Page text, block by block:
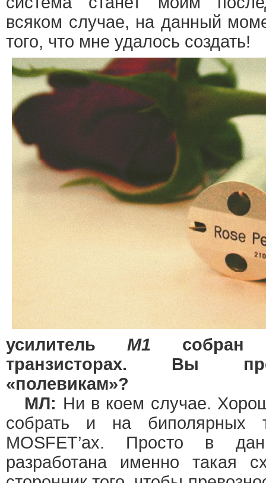
всяком случае, на данный
того, что мне удалось создать!
усилительM1 собран
транзисторах. Вы
«полевикам»?
МЛ: Ни в коем случае.
собрать и на биполярных
MOSFET’ах. Просто в
разработана именно такая